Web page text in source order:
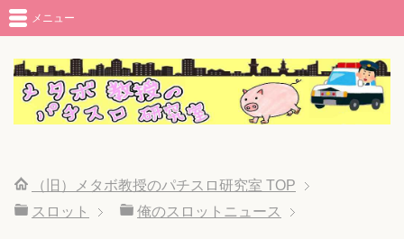
メニュー
（旧）メタボ教授のパチスロ研究室 TOP
スロット
俺のスロットニュース